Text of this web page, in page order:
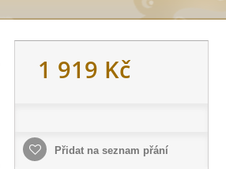
1 919 Kč
Přidat na seznam přání